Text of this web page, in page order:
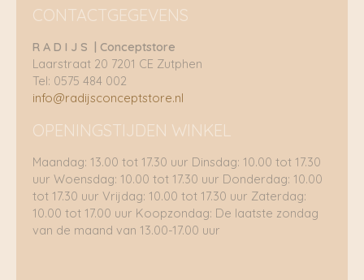
CONTACTGEGEVENS
R A D I J S | Conceptstore
Laarstraat 20 7201 CE Zutphen
Tel: 0575 484 002
info@radijsconceptstore.nl
OPENINGSTIJDEN WINKEL
Maandag: 13.00 tot 17.30 uur Dinsdag: 10.00 tot 17.30
uur Woensdag: 10.00 tot 17.30 uur Donderdag: 10.00
tot 17.30 uur Vrijdag: 10.00 tot 17.30 uur Zaterdag:
10.00 tot 17.00 uur Koopzondag: De laatste zondag
van de maand van 13.00-17.00 uur